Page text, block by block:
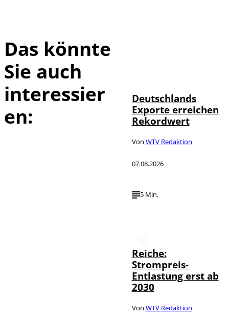
Das könnte
Sie auch
interessier
en:
Deutschlands
Exporte erreichen
Rekordwert
Von WTV Redaktion
07.08.2026
5 Min.
Reiche:
Strompreis-
Entlastung erst ab
2030
Von WTV Redaktion